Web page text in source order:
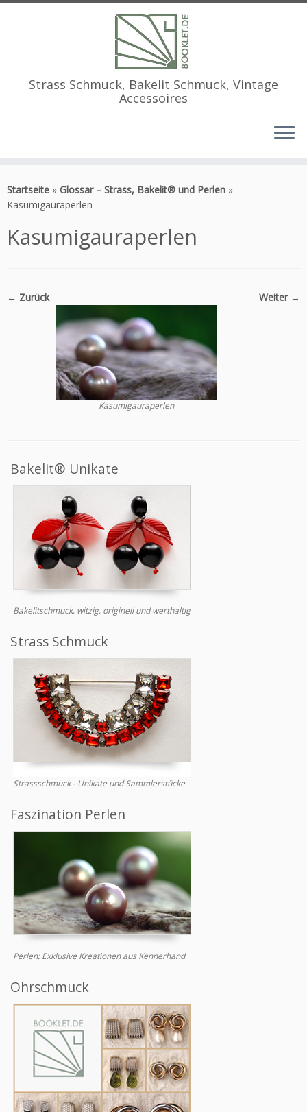
Inhalt
springen
Strass Schmuck, Bakelit Schmuck, Vintage
Accessoires
Startseite » Glossar – Strass, Bakelit® und Perlen »
Kasumigauraperlen
Kasumigauraperlen
← Zurück Weiter →
Kasumigauraperlen
Bakelit® Unikate
Bakelitschmuck, witzig, originell und werthaltig
Strass Schmuck
Strassschmuck - Unikate und Sammlerstücke
Faszination Perlen
Perlen: Exklusive Kreationen aus Kennerhand
Ohrschmuck